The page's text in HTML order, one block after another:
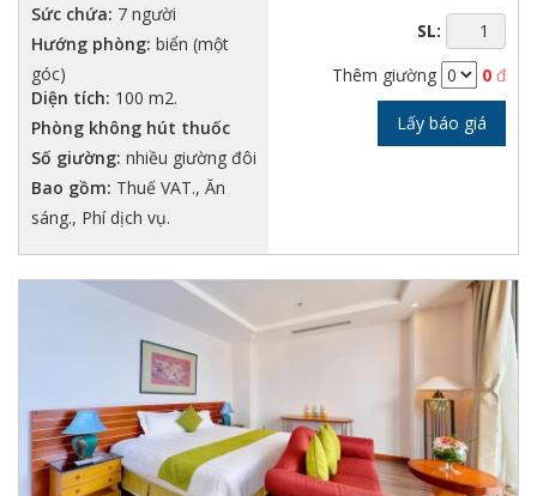
Sức chứa: 7 người
Hướng phòng: biển (một
góc)
Diện tích: 100 m2.
Phòng không hút thuốc
Số giường: nhiều giường đôi
Bao gồm: Thuế VAT., Ăn
sáng., Phí dịch vụ.
SL:
Thêm giường
0 đ
Lấy báo giá